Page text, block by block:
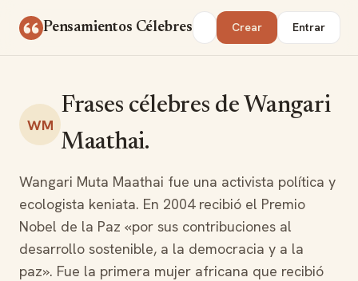
Pensamientos Célebres Buscar Crear Entrar
WM
Frases célebres de Wangari
Maathai.
Wangari Muta Maathai fue una activista política y
ecologista keniata. En 2004 recibió el Premio
Nobel de la Paz «por sus contribuciones al
desarrollo sostenible, a la democracia y a la
paz». Fue la primera mujer africana que recibió